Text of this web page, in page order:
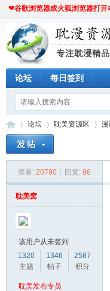
❤谷歌浏览器或火狐浏览器打
论坛 每日签到
»
论坛
›
耽美资源区
›
查看: 20790 回复: 96
耽美窝
该用户从未签到
1320
主题
1346
帖子
2587
积分
耽美发布专员